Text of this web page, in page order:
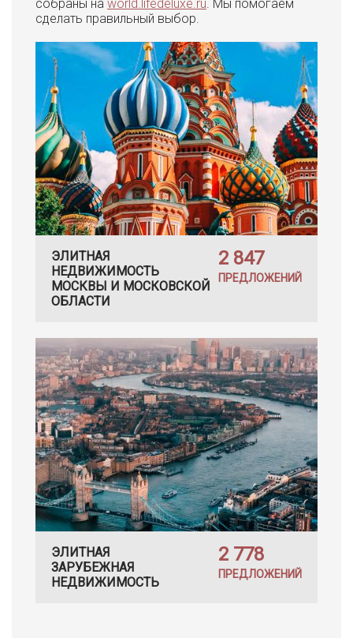
собраны на world.lifedeluxe.ru. Мы помогаем
сделать правильный выбор.
ЭЛИТНАЯ
НЕДВИЖИМОСТЬ
МОСКВЫ И МОСКОВСКОЙ
ОБЛАСТИ
2 847
ПРЕДЛОЖЕНИЙ
ЭЛИТНАЯ
ЗАРУБЕЖНАЯ
НЕДВИЖИМОСТЬ
2 778
ПРЕДЛОЖЕНИЙ